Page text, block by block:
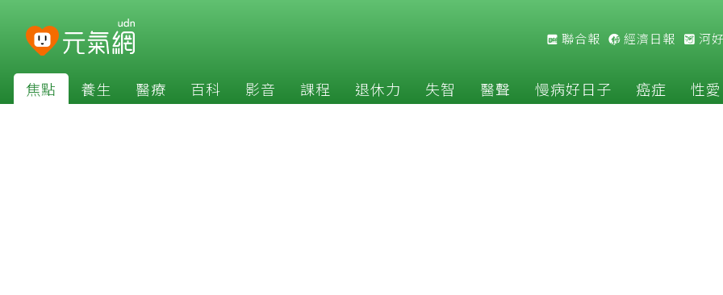
聯合報 經濟日報 河
焦點 養生 醫療 百科 影音 課程 退休力 失智 醫聲 慢病好日子 癌症 性愛